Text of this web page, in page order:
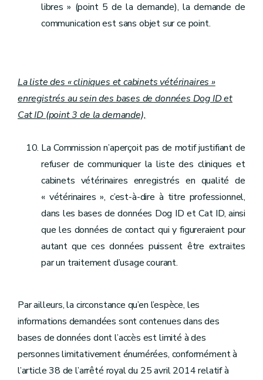
libres » (point 5 de la demande), la demande de
communication est sans objet sur ce point.
La liste des « cliniques et cabinets vétérinaires »
enregistrés au sein des bases de données Dog ID et
Cat ID (point 3 de la demande),
La Commission n’aperçoit pas de motif justifiant de
refuser de communiquer la liste des cliniques et
cabinets vétérinaires enregistrés en qualité de
« vétérinaires », c’est-à-dire à titre professionnel,
dans les bases de données Dog ID et Cat ID, ainsi
que les données de contact qui y figureraient pour
autant que ces données puissent être extraites
par un traitement d’usage courant.
Par ailleurs, la circonstance qu’en l’espèce, les
informations demandées sont contenues dans des
bases de données dont l’accès est limité à des
personnes limitativement énumérées, conformément à
l’article 38 de l’arrêté royal du 25 avril 2014 relatif à